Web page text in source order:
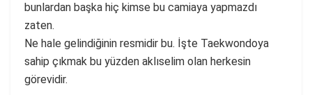
bunlardan başka hiç kimse bu camiaya yapmazdı
zaten.
Ne hale gelindiğinin resmidir bu. İşte Taekwondoya
sahip çıkmak bu yüzden aklıselim olan herkesin
görevidir.